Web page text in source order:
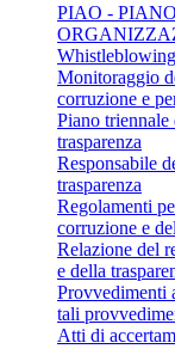
PIAO -
Whistleblowing
Monitoraggio
corruzione e
Piano triennale
trasparenza
Responsabile
trasparenza
Regolamenti
corruzione e
Relazione del
e della
Provvedimenti
tali
Atti di